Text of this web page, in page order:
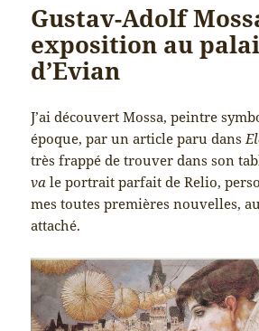
Gustav-Adolf
exposition au
d’Evian
J’ai découvert Mossa, peintre
époque, par un article paru dans
très frappé de trouver dans son
va le portrait parfait de Relio,
mes toutes premières nouvelles,
attaché.